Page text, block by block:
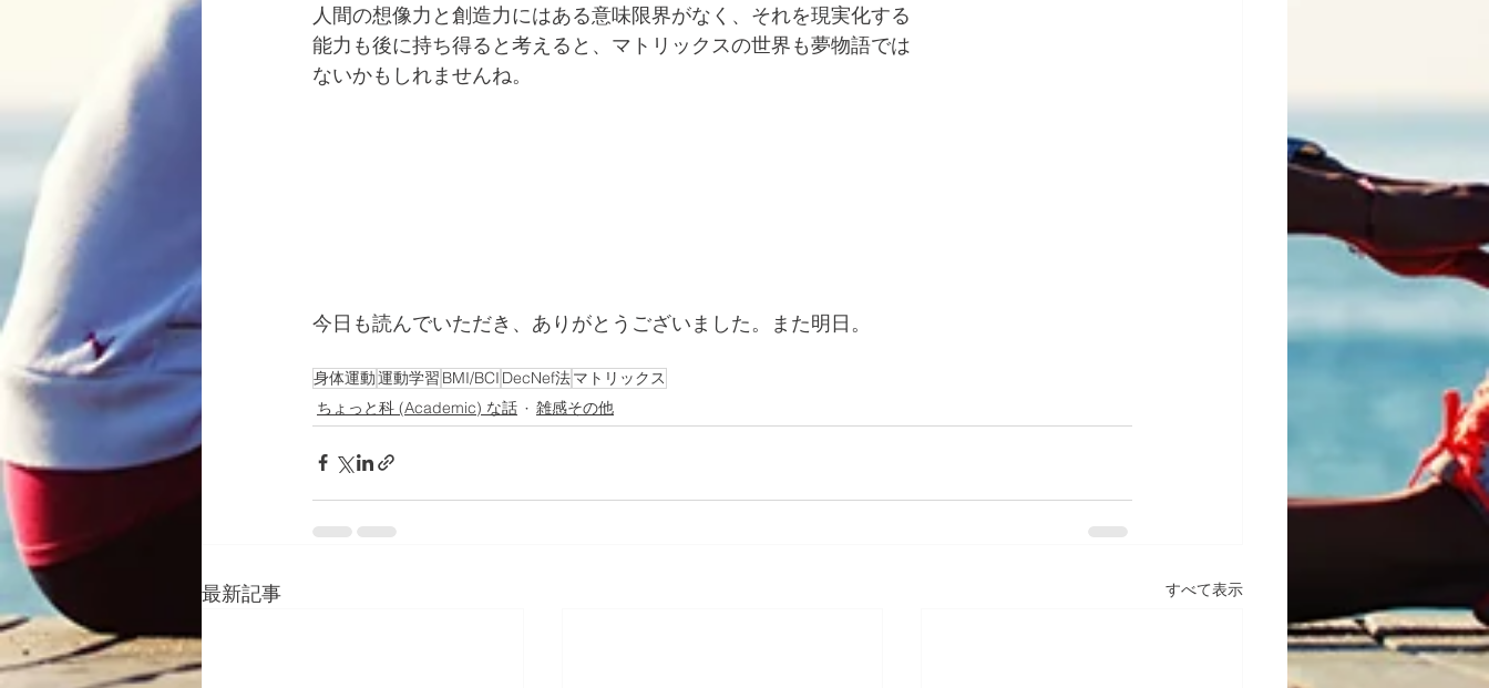
人間の想像力と創造力にはある意味限界がなく、それを現実化する
能力も後に持ち得ると考えると、マトリックスの世界も夢物語では
ないかもしれませんね。
今日も読んでいただき、ありがとうございました。また明日。
身体運動運動学習 BMI/BCI DecNef法マトリックス
ちょっと科 (Academic) な話
雑感その他
最新記事 すべて表示